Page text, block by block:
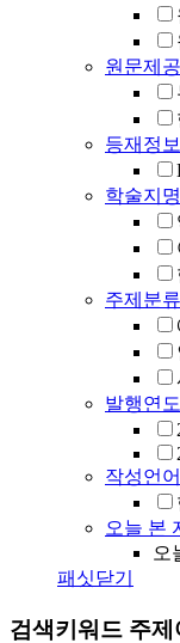
원문제
등재정보
학술지명
주제분류
발행연도
작성언어
오늘 본
오
패싯닫기
검색키워드 주제